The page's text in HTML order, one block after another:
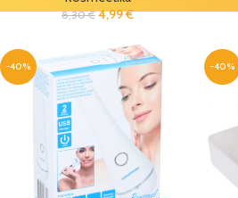
8,30€ 4,99€
-40% -40%